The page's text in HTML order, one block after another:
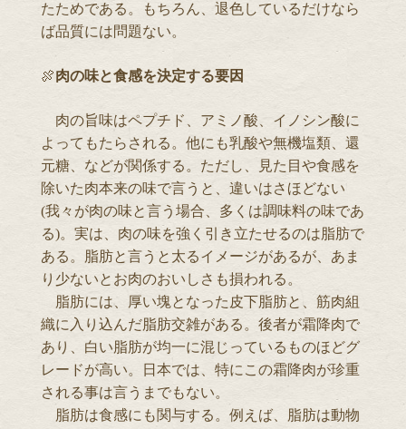
たためである。もちろん、退色しているだけなら
ば品質には問題ない。
🍖肉の味と食感を決定する要因
肉の旨味はペプチド、アミノ酸、イノシン酸に
よってもたらされる。他にも乳酸や無機塩類、還
元糖、などが関係する。ただし、見た目や食感を
除いた肉本来の味で言うと、違いはさほどない
(我々が肉の味と言う場合、多くは調味料の味であ
る)。実は、肉の味を強く引き立たせるのは脂肪で
ある。脂肪と言うと太るイメージがあるが、あま
り少ないとお肉のおいしさも損われる。
脂肪には、厚い塊となった皮下脂肪と、筋肉組
織に入り込んだ脂肪交雑がある。後者が霜降肉で
あり、白い脂肪が均一に混じっているものほどグ
レードが高い。日本では、特にこの霜降肉が珍重
される事は言うまでもない。
脂肪は食感にも関与する。例えば、脂肪は動物